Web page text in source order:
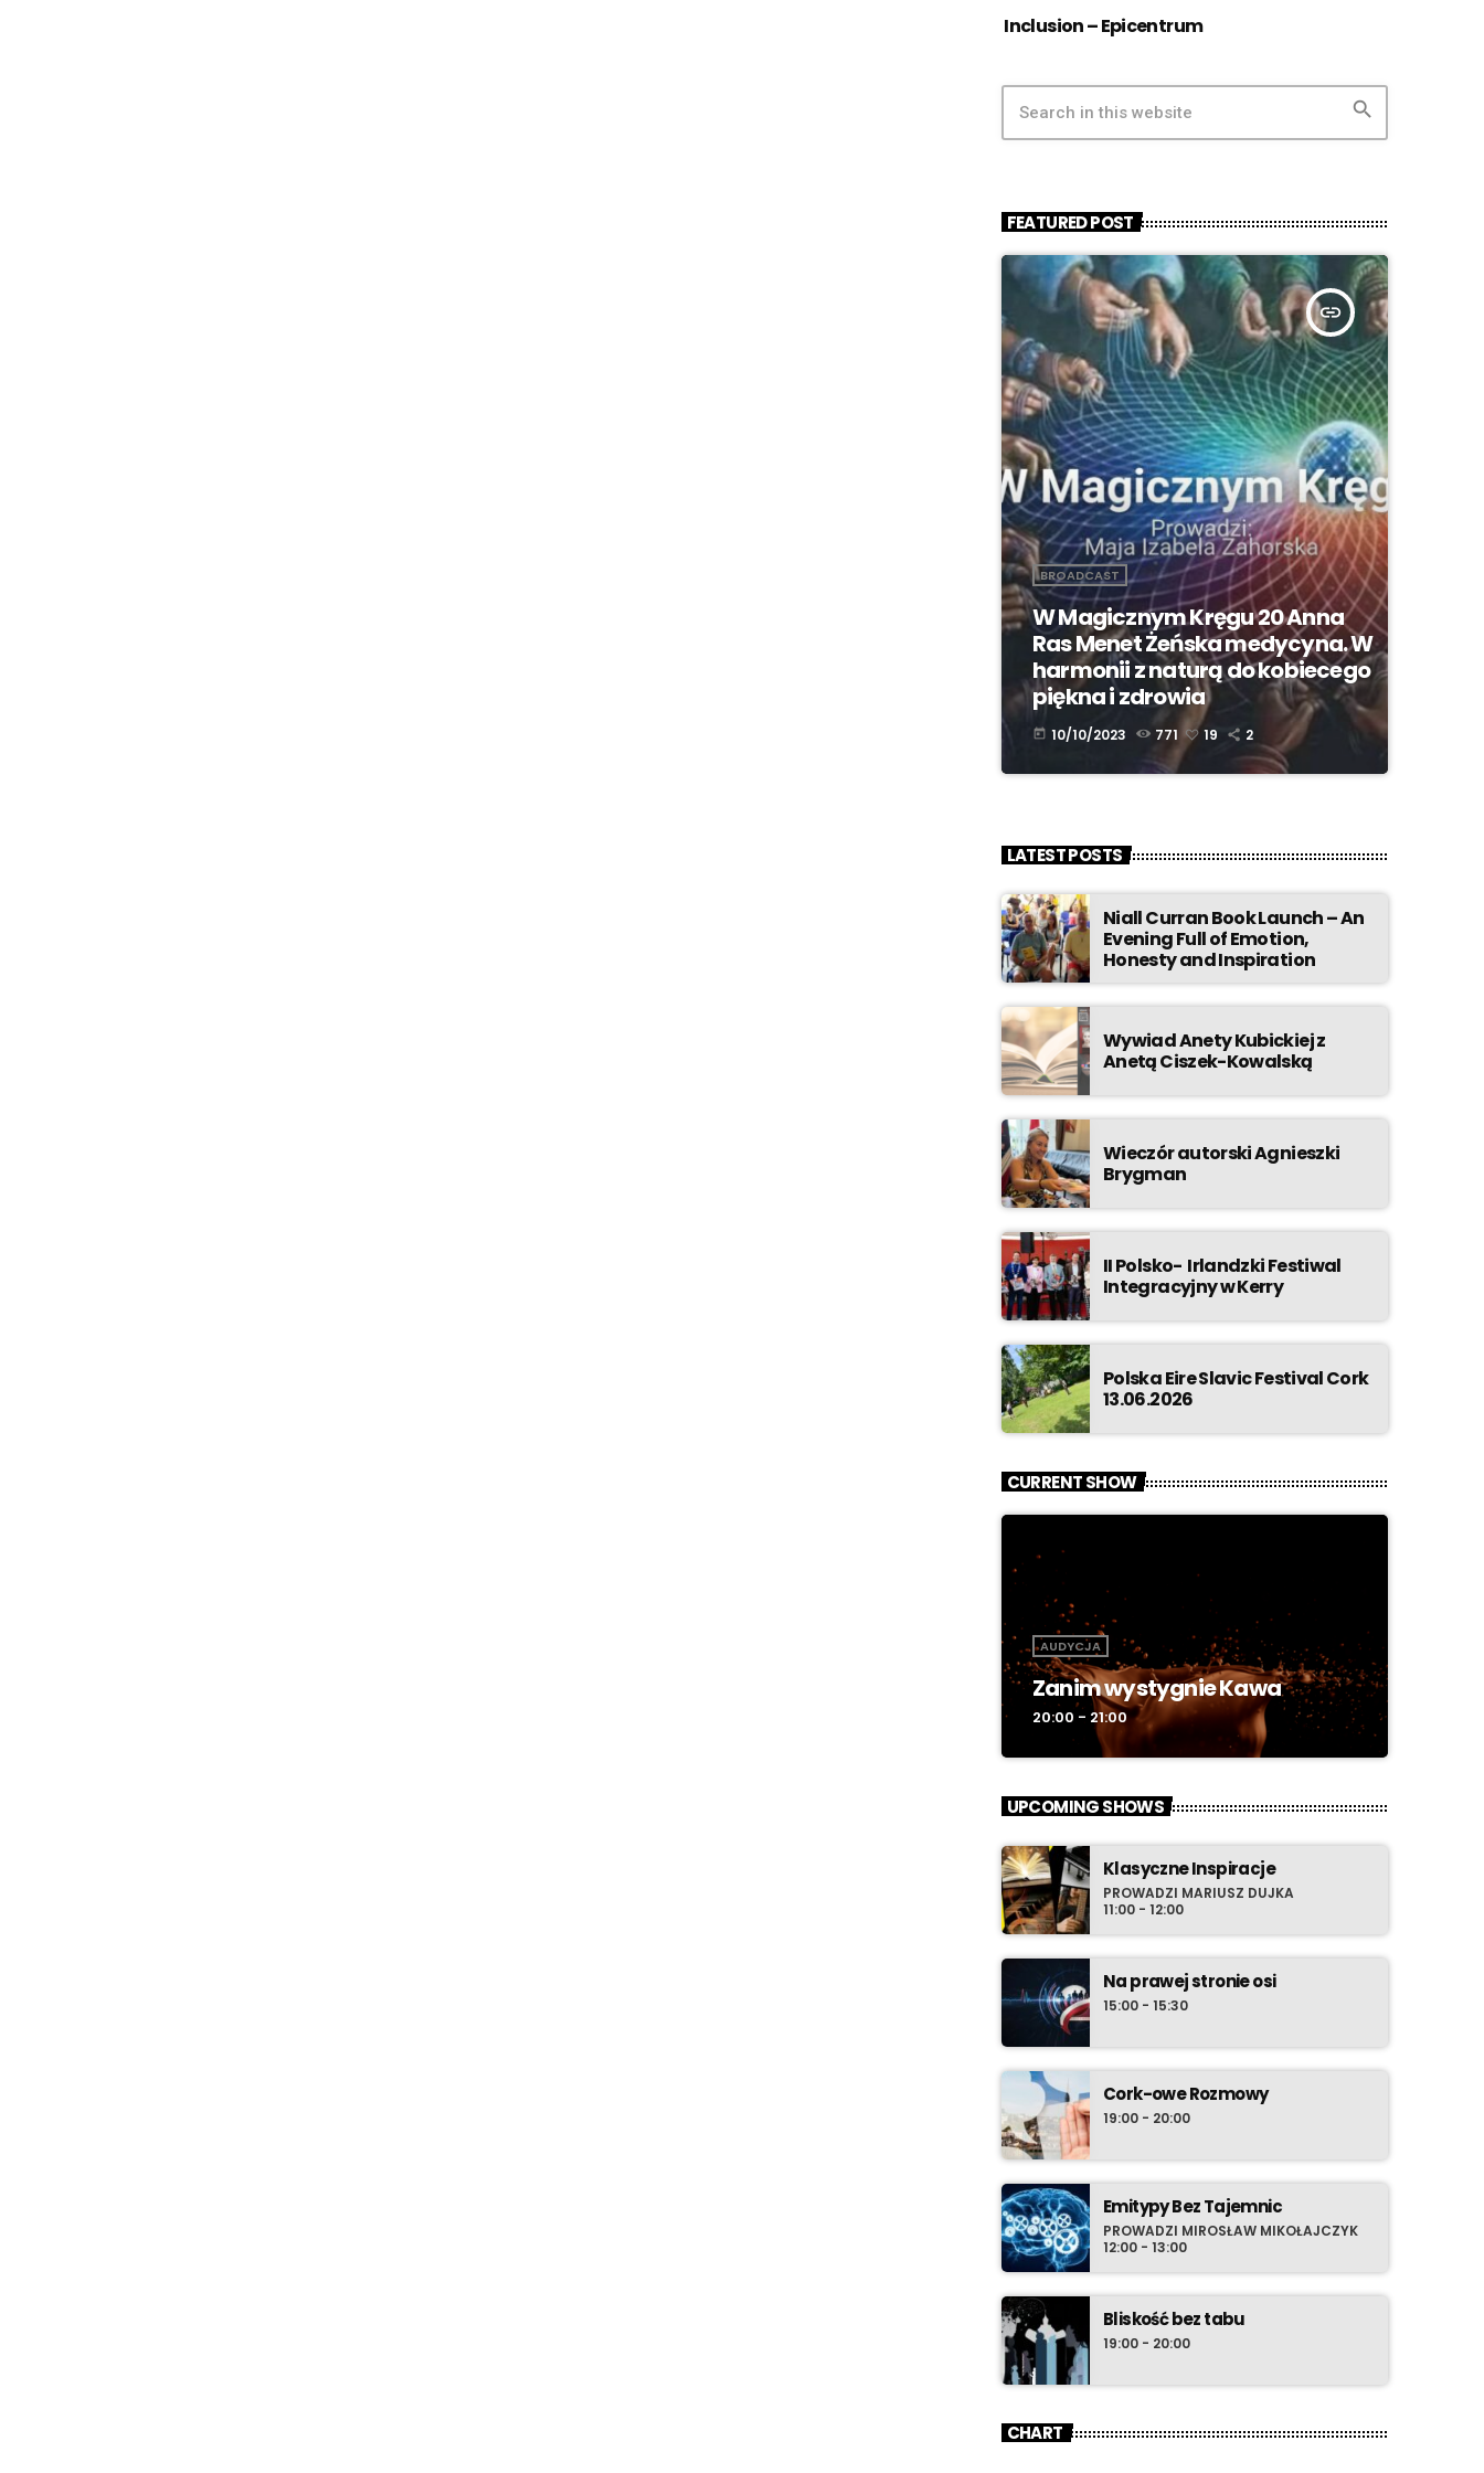
Inclusion – Epicentrum
search
FEATURED POST
insert_link
BROADCAST
W Magicznym Kręgu 20 Anna
Ras Menet Żeńska medycyna. W
harmonii z naturą do kobiecego
piękna i zdrowia
today 10/10/2023 771 19 2
LATEST POSTS
Niall Curran Book Launch – An
Evening Full of Emotion,
Honesty and Inspiration
Wywiad Anety Kubickiej z
Anetą Ciszek-Kowalską
Wieczór autorski Agnieszki
Brygman
II Polsko- Irlandzki Festiwal
Integracyjny w Kerry
Polska Eire Slavic Festival Cork
13.06.2026
CURRENT SHOW
AUDYCJA
Zanim wystygnie Kawa
20:00 - 21:00
UPCOMING SHOWS
Klasyczne Inspiracje
PROWADZI MARIUSZ DUJKA
11:00 - 12:00
Na prawej stronie osi
15:00 - 15:30
Cork-owe Rozmowy
19:00 - 20:00
Emitypy Bez Tajemnic
PROWADZI MIROSŁAW MIKOŁAJCZYK
12:00 - 13:00
Bliskość bez tabu
19:00 - 20:00
CHART